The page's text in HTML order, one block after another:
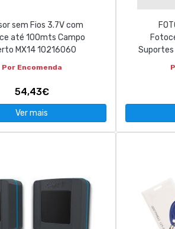
sem Fios 3.7V com
até 100mts Campo
MX14 10216060
Por Encomenda
54,43€
Ver mais
Suportes